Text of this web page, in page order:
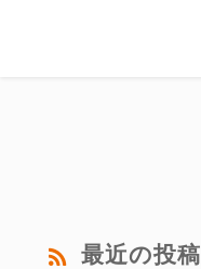
最近の投稿